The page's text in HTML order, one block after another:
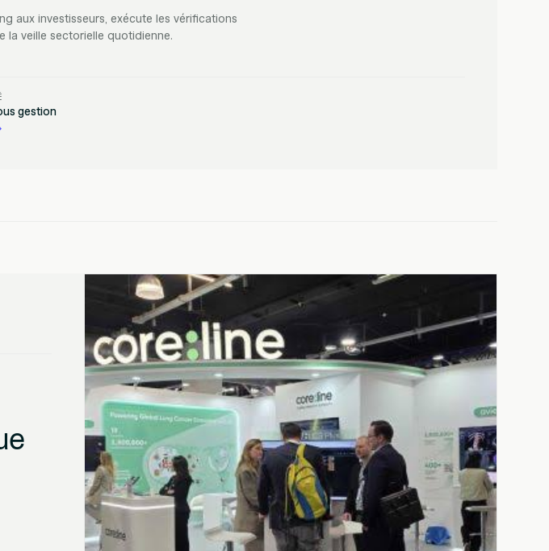
aux investisseurs, exécute les vérifications
la veille sectorielle quotidienne.
gestion